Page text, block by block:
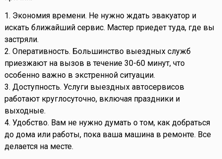
1. Экономия времени. Не нужно ждать эвакуатор и
искать ближайший сервис. Мастер приедет туда, где вы
застряли.
2. Оперативность. Большинство выездных служб
приезжают на вызов в течение 30-60 минут, что
особенно важно в экстренной ситуации.
3. Доступность. Услуги выездных автосервисов
работают круглосуточно, включая праздники и
выходные.
4. Удобство. Вам не нужно думать о том, как добраться
до дома или работы, пока ваша машина в ремонте. Все
делается на месте.